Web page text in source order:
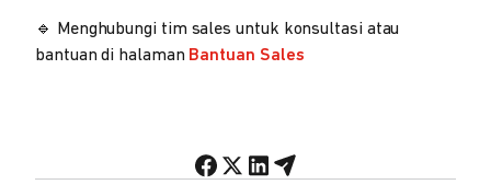
🔹 Menghubungi tim sales untuk konsultasi atau
bantuan di halaman Bantuan Sales